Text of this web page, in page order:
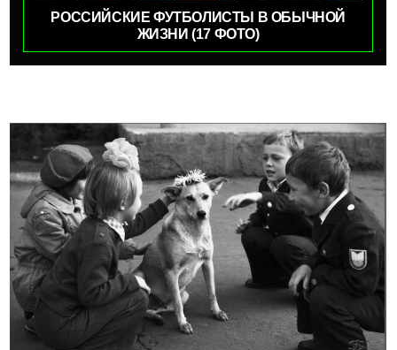
РОССИЙСКИЕ ФУТБОЛИСТЫ В ОБЫЧНОЙ
ЖИЗНИ (17 ФОТО)